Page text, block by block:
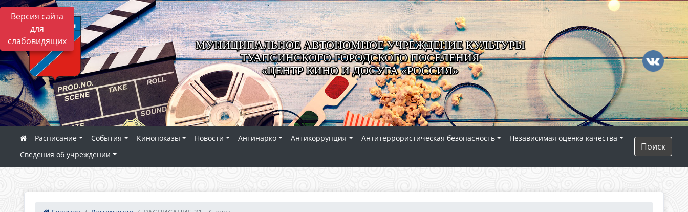
Версия сайта
для
слабовидящих
МУНИЦИПАЛЬНОЕ АВТОНОМНОЕ УЧРЕЖДЕНИЕ КУЛЬТУРЫ
ТУАПСИНСКОГО ГОРОДСКОГО ПОСЕЛЕНИЯ
«ЦЕНТР КИНО И ДОСУГА «РОССИЯ»
Расписание События Кинопоказы Новости Антинарко Антикоррупция Антитеррористическая безопасность
Независимая оценка качества
Сведения об учреждении
Поиск